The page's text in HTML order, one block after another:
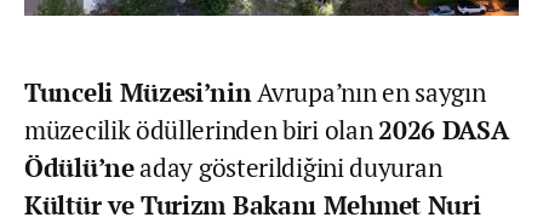
Tunceli Müzesi’ninAvrupa’nın en saygın
müzecilik ödüllerinden biri olan2026 DASA
Ödülü’neaday gösterildiğini duyuran
Kültür ve Turizm Bakanı Mehmet Nuri